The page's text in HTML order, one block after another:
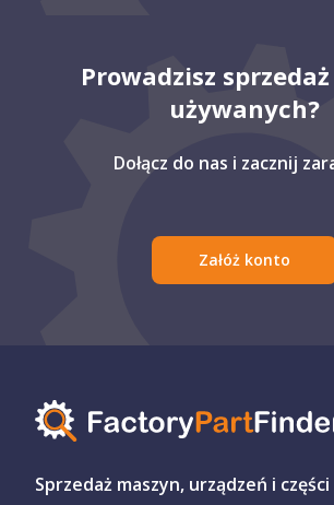
Prowadzisz
używanych?
Dołącz do nas i zacznij
Załóż konto
Sprzedaż maszyn, urządzeń i